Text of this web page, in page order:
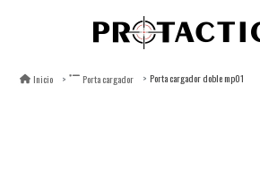
Inicio Porta cargador Porta cargador doble mp01